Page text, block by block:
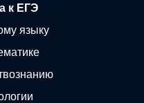
к ЕГЭ
языку